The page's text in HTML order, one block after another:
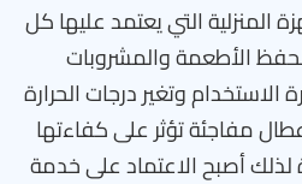
المنزلية التي يعتمد عليها كل
الأطعمة والمشروبات
وتغير درجات الحرارة
مفاجئة تؤثر على كفاءتها
لذلك أصبح الاعتماد على خدمة